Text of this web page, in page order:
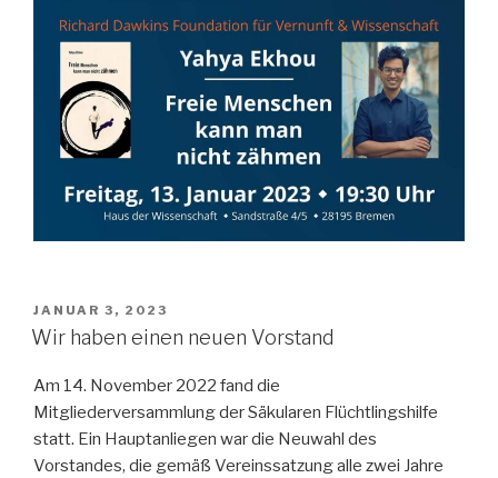
VERÖFFENTLICHT
AM
JANUAR 3, 2023
Wir haben einen neuen Vorstand
Am 14. November 2022 fand die
Mitgliederversammlung der Säkularen Flüchtlingshilfe
statt. Ein Hauptanliegen war die Neuwahl des
Vorstandes, die gemäß Vereinssatzung alle zwei Jahre